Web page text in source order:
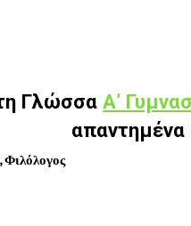
Γλώσσα Α’